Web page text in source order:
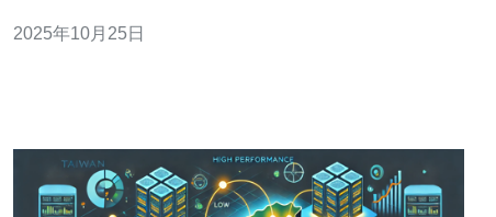
需要了解什么是原生IP。原生IP是指通过越南当地的互联
2025年10月25日